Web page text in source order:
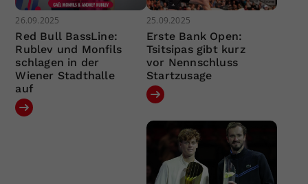
26.09.2025
Red Bull BassLine:
Rublev und Monfils
schlagen in der
Wiener Stadthalle
auf
25.09.2025
Erste Bank Open:
Tsitsipas gibt kurz
vor Nennschluss
Startzusage